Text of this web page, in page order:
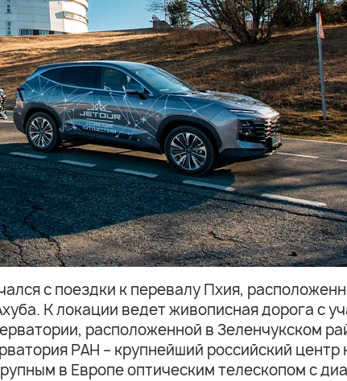
с поездки к перевалу Пхия,
К локации ведет живописная дорога с
расположенной в Зеленчукском
РАН – крупнейший российский центр
в Европе оптическим телескопом с